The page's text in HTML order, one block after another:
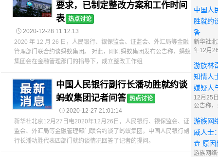
要求，已制定整改方案和工作时间
表 热点讨论
 2020-12-28 11:12:13
2020 年 12 月 26 日，人民银行、银保监会、证监会、外汇局等金融
管理部门联合约谈蚂蚁集团。 对此，刚刚蚂蚁集团发布公告称，蚂蚁
集团会在金融管理部门的指导下，成立整改工作组
中国人民银行副行长潘功胜就约谈
蚂蚁集团记者问答 热点讨论
 2020-12-27 21:01:14
新华社北京12月27日电2020年12月26日，人民银行、银保监会、证
监会、外汇局等金融管理部门联合约谈了蚂蚁集团。中国人民银行副
行长潘功胜代表四部门就约谈情况回答了记者的提问。
蚁集团
团发布
金融管
整改工
中国人
胜就约
答
新华社
年12月
融管理
团。中
胜代表
了记者
游族林
知情人
嫌疑人
12月25
公告称
月23日
微博曾
出，
许，某
游族网
威人士
垚 原因
游族网